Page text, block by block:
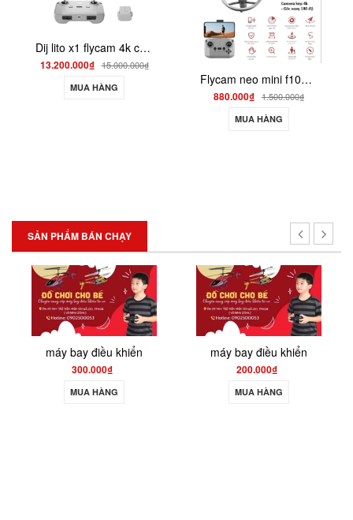
Dij lito x1 flycam 4k có cảm biến
13.200.000₫ 15.000.000₫
MUA HÀNG
Flycam neo mini f101 quay phim HD cảm biến va chạm
880.000₫ 1.500.000₫
MUA HÀNG
SẢN PHẨM BÁN CHẠY
máy bay điều khiển
300.000₫
MUA HÀNG
máy bay điều khiển
200.000₫
MUA HÀNG